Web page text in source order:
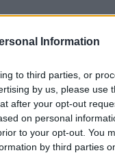
Information
to third parties, or
by us, please use
after your opt-out
on personal
to your opt-out. You
by third parties